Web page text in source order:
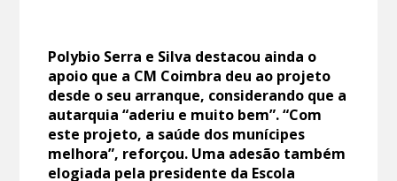
Polybio Serra e Silva destacou ainda o
apoio que a CM Coimbra deu ao projeto
desde o seu arranque, considerando que a
autarquia “aderiu e muito bem”. “Com
este projeto, a saúde dos munícipes
melhora”, reforçou. Uma adesão também
elogiada pela presidente da Escola